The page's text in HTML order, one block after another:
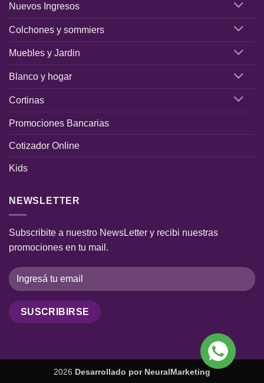
Nuevos Ingresos
Colchones y sommiers
Muebles y Jardin
Blanco y hogar
Cortinas
Promociones Bancarias
Cotizador Online
Kids
NEWSLETTER
Subscribite a nuestro NewsLetter y recibi nuestras
promociones en tu mail.
2026 Desarrollado por NeuralMarketing